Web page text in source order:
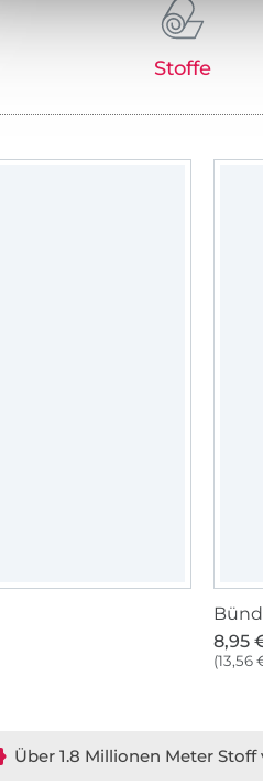
Stoffe
8,95
(13,56
Über 1.8 Millionen Meter